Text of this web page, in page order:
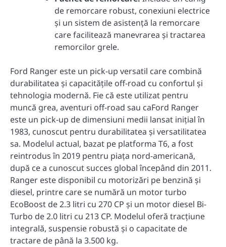
de remorcare robust, conexiuni electrice
și un sistem de asistență la remorcare
care facilitează manevrarea și tractarea
remorcilor grele.
Ford Ranger este un pick-up versatil care combină
durabilitatea și capacitățile off-road cu confortul și
tehnologia modernă. Fie că este utilizat pentru
muncă grea, aventuri off-road sau caFord Ranger
este un pick-up de dimensiuni medii lansat inițial în
1983, cunoscut pentru durabilitatea și versatilitatea
sa. Modelul actual, bazat pe platforma T6, a fost
reintrodus în 2019 pentru piața nord-americană,
după ce a cunoscut succes global începând din 2011.
Ranger este disponibil cu motorizări pe benzină și
diesel, printre care se numără un motor turbo
EcoBoost de 2.3 litri cu 270 CP și un motor diesel Bi-
Turbo de 2.0 litri cu 213 CP. Modelul oferă tracțiune
integrală, suspensie robustă și o capacitate de
tractare de până la 3.500 kg.